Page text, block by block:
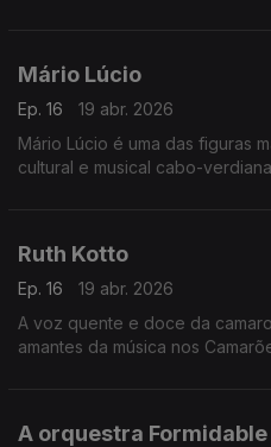
Mário Lúcio
Ep. 16
19 abr. 2026
Mário Lúcio é uma das figuras
cultural e musical cabo-
Ruth Kotto
Ep. 16
19 abr. 2026
A voz quente e doce da
amantes da música nos
A orquestra